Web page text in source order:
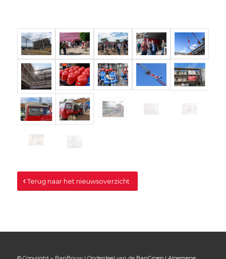
Terug naar het nieuwsoverzicht